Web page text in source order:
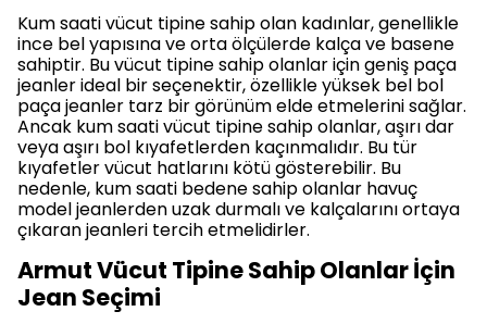
Kum saati vücut tipine sahip olan kadınlar, genellikle
ince bel yapısına ve orta ölçülerde kalça ve basene
sahiptir. Bu vücut tipine sahip olanlar için geniş paça
jeanler ideal bir seçenektir, özellikle yüksek bel bol
paça jeanler tarz bir görünüm elde etmelerini sağlar.
Ancak kum saati vücut tipine sahip olanlar, aşırı dar
veya aşırı bol kıyafetlerden kaçınmalıdır. Bu tür
kıyafetler vücut hatlarını kötü gösterebilir. Bu
nedenle, kum saati bedene sahip olanlar havuç
model jeanlerden uzak durmalı ve kalçalarını ortaya
çıkaran jeanleri tercih etmelidirler.
Armut Vücut Tipine Sahip Olanlar İçin
Jean Seçimi